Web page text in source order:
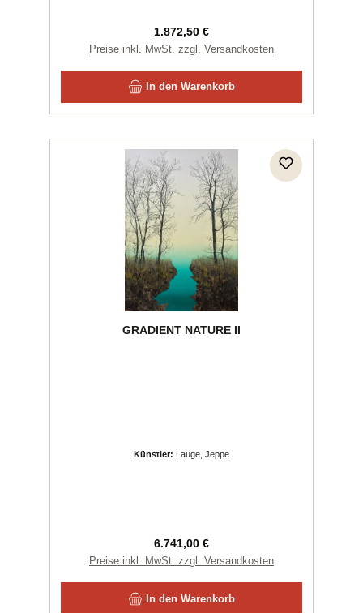
Regulärer Preis:
1.872,50 €
Preise inkl. MwSt. zzgl. Versandkosten
In den Warenkorb
GRADIENT NATURE II
Künstler: Lauge, Jeppe
Regulärer Preis:
6.741,00 €
Preise inkl. MwSt. zzgl. Versandkosten
In den Warenkorb